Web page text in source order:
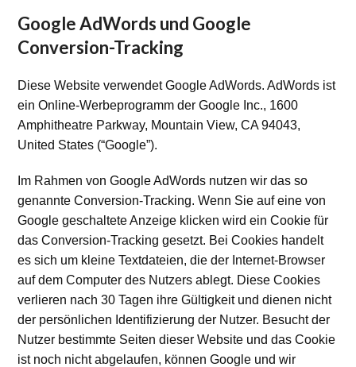
Google AdWords und Google
Conversion-Tracking
Diese Website verwendet Google AdWords. AdWords ist
ein Online-Werbeprogramm der Google Inc., 1600
Amphitheatre Parkway, Mountain View, CA 94043,
United States (“Google”).
Im Rahmen von Google AdWords nutzen wir das so
genannte Conversion-Tracking. Wenn Sie auf eine von
Google geschaltete Anzeige klicken wird ein Cookie für
das Conversion-Tracking gesetzt. Bei Cookies handelt
es sich um kleine Textdateien, die der Internet-Browser
auf dem Computer des Nutzers ablegt. Diese Cookies
verlieren nach 30 Tagen ihre Gültigkeit und dienen nicht
der persönlichen Identifizierung der Nutzer. Besucht der
Nutzer bestimmte Seiten dieser Website und das Cookie
ist noch nicht abgelaufen, können Google und wir